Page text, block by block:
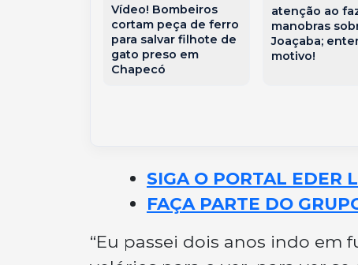
Vídeo! Bombeiros
cortam peça de ferro
para salvar filhote de
gato preso em
Chapecó
atenção ao
manobras
Joaçaba;
motivo!
SIGA O PORTAL EDER
FAÇA PARTE DO
“Eu passei dois anos indo em